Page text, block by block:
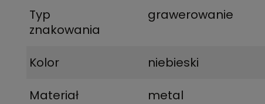
Typ
znakowania
grawerowanie
Kolor
niebieski
Materiał
metal